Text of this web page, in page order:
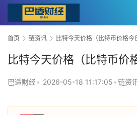
首页 链资讯 比特今天价格（比特币价格今
比特今天价格（比特币价
巴适财经• 2026-05-18 11:17:05 •链资